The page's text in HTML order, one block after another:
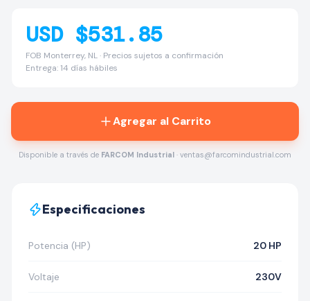
USD $531.85
FOB Monterrey, NL · Precios sujetos a confirmación
Entrega: 14 días hábiles
Agregar al Carrito
Disponible a través de FARCOM Industrial · ventas@farcomindustrial.com
Especificaciones
Potencia (HP) 20 HP
Voltaje 230V